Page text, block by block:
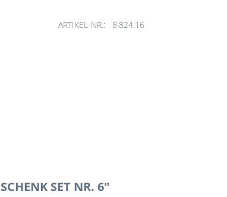
ARTIKEL-NR.: 8.824.16
SET NR. 6"